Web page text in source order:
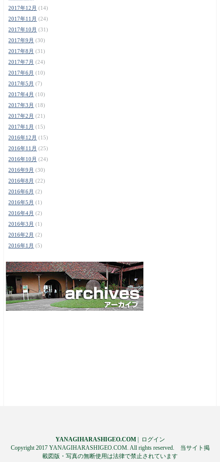
2017年12月 (14)
2017年11月 (24)
2017年10月 (31)
2017年9月 (30)
2017年8月 (31)
2017年7月 (24)
2017年6月 (10)
2017年5月 (7)
2017年4月 (10)
2017年3月 (18)
2017年2月 (21)
2017年1月 (15)
2016年12月 (15)
2016年11月 (25)
2016年10月 (24)
2016年9月 (30)
2016年8月 (22)
2016年6月 (2)
2016年5月 (1)
2016年4月 (2)
2016年3月 (1)
2016年2月 (2)
2016年1月 (5)
YANAGIHARASHIGEO.COM|
ログイン
Copyright 2017 YANAGIHARASHIGEO.COM. All rights reserved. 当サイト掲
載図版・写真の無断使用は法律で禁止されています